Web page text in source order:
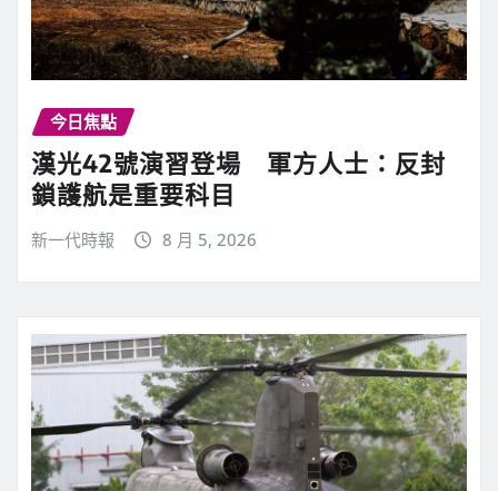
今日焦點
漢光42號演習登場 軍方人士：反封
鎖護航是重要科目
新一代時報 8 月 5, 2026